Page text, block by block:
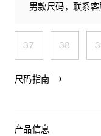
男款尺码，联系
37 38
尺码指南
产品信息